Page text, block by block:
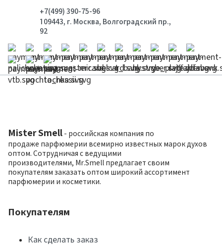
+7(499) 390-75-96
109443, г. Москва, Волгоградский пр.,
92
Mister Smell - российская компания по
продаже парфюмерии всемирно известных марок духов
оптом. Сотрудничая с ведущими
производителями, Mr.Smell предлагает своим
покупателям заказать оптом широкий ассортимент
парфюмерии и косметики.
Покупателям
Как сделать заказ